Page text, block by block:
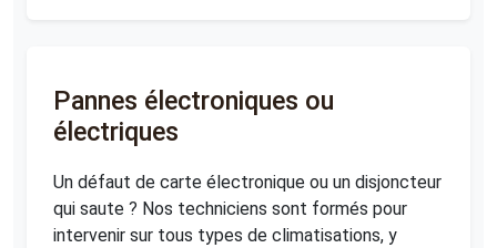
Pannes électroniques ou
électriques
Un défaut de carte électronique ou un disjoncteur
qui saute ? Nos techniciens sont formés pour
intervenir sur tous types de climatisations, y